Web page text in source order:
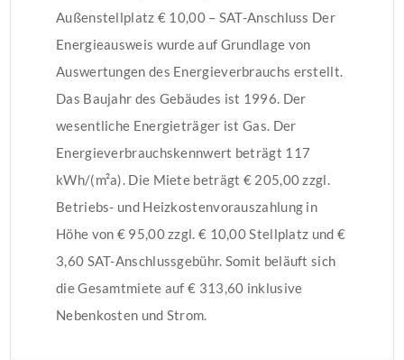
Außenstellplatz € 10,00 – SAT-Anschluss Der
Energieausweis wurde auf Grundlage von
Auswertungen des Energieverbrauchs erstellt.
Das Baujahr des Gebäudes ist 1996. Der
wesentliche Energieträger ist Gas. Der
Energieverbrauchskennwert beträgt 117
kWh/(m²a). Die Miete beträgt € 205,00 zzgl.
Betriebs- und Heizkostenvorauszahlung in
Höhe von € 95,00 zzgl. € 10,00 Stellplatz und €
3,60 SAT-Anschlussgebühr. Somit beläuft sich
die Gesamtmiete auf € 313,60 inklusive
Nebenkosten und Strom.